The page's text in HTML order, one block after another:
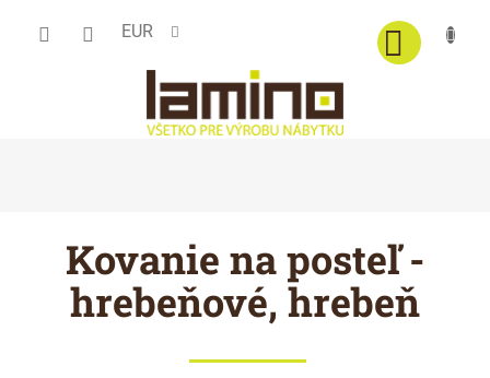
EUR
Kovanie na posteľ -
hrebeňové, hrebeň